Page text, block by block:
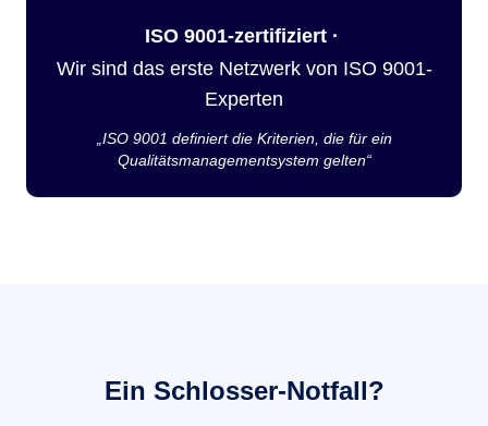
ISO 9001-zertifiziert ·
Wir sind das erste Netzwerk von ISO 9001-
Experten
„ISO 9001 definiert die Kriterien, die für ein
Qualitätsmanagementsystem gelten“
Ein Schlosser-Notfall?